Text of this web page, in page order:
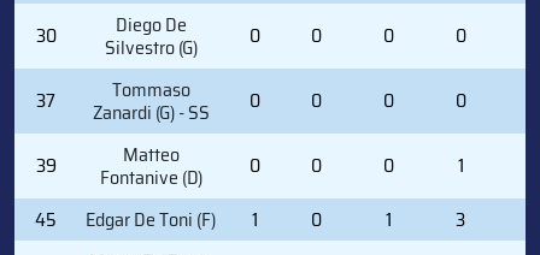
30 Diego De
Silvestro (G) 0 0 0 0
37 Tommaso
Zanardi (G) - SS 0 0 0 0
39 Matteo
Fontanive (D) 0 0 0 1
45
Edgar De Toni (F) 1 0 1 3